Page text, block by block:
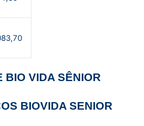
BIO VIDA SÊNIOR
BIOVIDA SENIOR